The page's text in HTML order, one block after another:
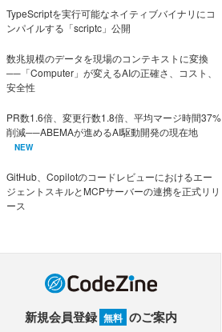
TypeScriptを実行可能なネイティブバイナリにコ
ンパイルする「scriptc」公開
数兆規模のデータを現場のコンテキストに変換
──「Computer」が変えるAIの正確さ、コスト、
安全性
PR数1.6倍、変更行数1.8倍、平均マージ時間37%
削減──ABEMAが進めるAI駆動開発の現在地
NEW
GitHub、Copilotのコードレビューにおけるエー
ジェントスキルとMCPサーバーの連携を正式リリ
ース
新規会員登録 無料 のご案内